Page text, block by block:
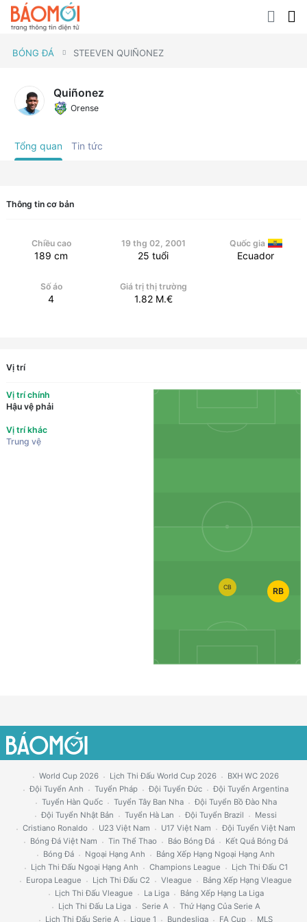
BÓNG ĐÁ STEEVEN QUIÑONEZ
Quiñonez
Orense
Tổng quan Tin tức
Thông tin cơ bản
Chiều cao
189 cm
19 thg 02, 2001
25 tuổi
Quốc gia
Ecuador
Số áo
4
Giá trị thị trường
1.82 M.€
Vị trí
Vị trí chính
Hậu vệ phải
Vị trí khác
Trung vệ
RB
CB
World Cup 2026 Lịch Thi Đấu World Cup 2026
BXH WC 2026
Đội Tuyển Anh
Tuyển Pháp Đội Tuyển Đức
Đội Tuyển Argentina
Tuyển Hàn Quốc
Tuyển Tây Ban Nha
Đội Tuyển Bồ Đào Nha
Đội Tuyển Nhật Bản
Tuyển Hà Lan Đội Tuyển Brazil
Messi
Cristiano Ronaldo
U23 Việt Nam U17 Việt Nam
Đội Tuyển Việt Nam
Bóng Đá Việt Nam
Tin Thể Thao Báo Bóng Đá
Kết Quả Bóng Đá
Bóng Đá
Ngoại Hạng Anh
Bảng Xếp Hạng Ngoại Hạng Anh
Lịch Thi Đấu Ngoại Hạng Anh
Champions League
Lịch Thi Đấu C1
Europa League
Lịch Thi Đấu C2 Vleague
Bảng Xếp Hạng Vleague
Lịch Thi Đấu Vleague
La Liga
Bảng Xếp Hạng La Liga
Lịch Thi Đấu La Liga
Serie A
Thứ Hạng Của Serie A
Lịch Thi Đấu Serie A
Ligue 1 Bundesliga FA Cup MLS